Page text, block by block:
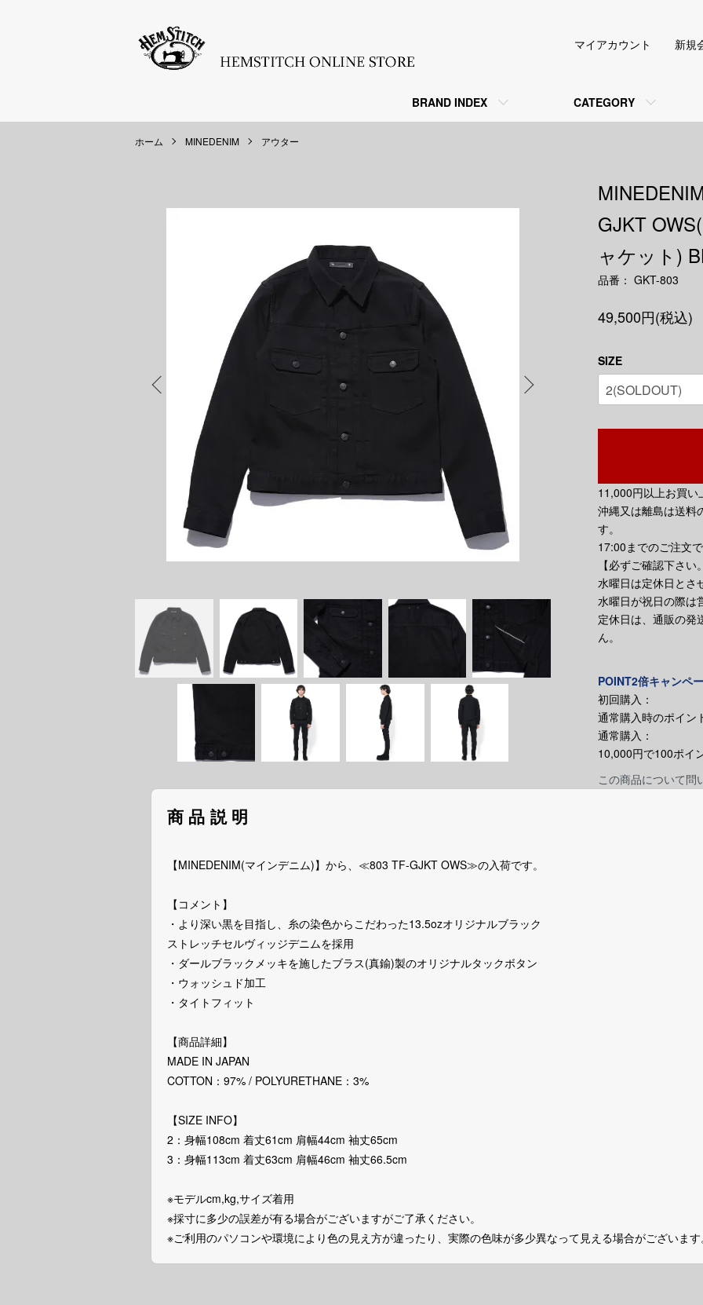
BRAND INDEX CATEGORY
マイアカウント 新規
ホーム MINEDENIM アウター
GJKT
ャケット)
品番： GKT-803
49,500円(税込)
SIZE
11,000円以上お買
沖縄又は離島は送料
す。
17:00までのご注文
【必ずご確認下さい
水曜日は定休日とさ
水曜日が祝日の際は
定休日は、通販の発
ん。
POINT2倍キャンペ
初回購入：
通常購入時のポイン
通常購入：
10,000円で100ポイ
この商品について問
商品説明
【MINEDENIM(マインデニム)】から、≪803 TF-GJKT OWS≫の入荷です。
【コメント】
・より深い黒を目指し、糸の染色からこだわった13.5ozオリジナルブラック
ストレッチセルヴィッジデニムを採用
・ダールブラックメッキを施したブラス(真鍮)製のオリジナルタックボタン
・ウォッシュド加工
・タイトフィット
【商品詳細】
MADE IN JAPAN
COTTON：97% / POLYURETHANE：3%
【SIZE INFO】
2：身幅108cm 着丈61cm 肩幅44cm 袖丈65cm
3：身幅113cm 着丈63cm 肩幅46cm 袖丈66.5cm
※モデルcm,kg,サイズ着用
※採寸に多少の誤差が有る場合がございますがご了承ください。
※ご利用のパソコンや環境により色の見え方が違ったり、実際の色味が多少異なって見える場合がございま